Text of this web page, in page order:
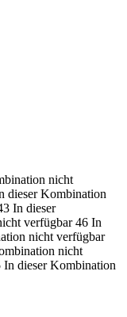
nicht
dieser Kombination
In dieser
verfügbar 46 In
nicht verfügbar
nicht
In dieser Kombination